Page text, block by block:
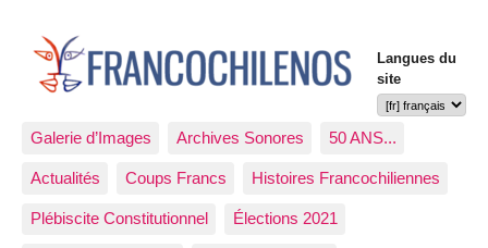
Langues du
site
Galerie d’Images Archives Sonores 50 ANS...
Actualités Coups Francs Histoires Francochiliennes
Plébiscite Constitutionnel Élections 2021